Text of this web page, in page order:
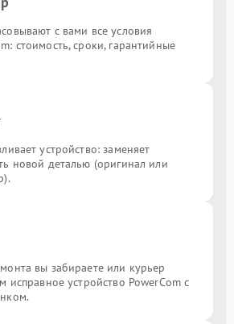
с вами все условия
стоимость, сроки, гарантийные
устройство: заменяет
новой деталью (оригинал или
вы забираете или курьер
исправное устройство PowerCom с